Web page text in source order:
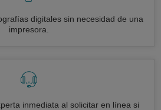
digitales sin necesidad de una
impresora.
inmediata al solicitar en línea si